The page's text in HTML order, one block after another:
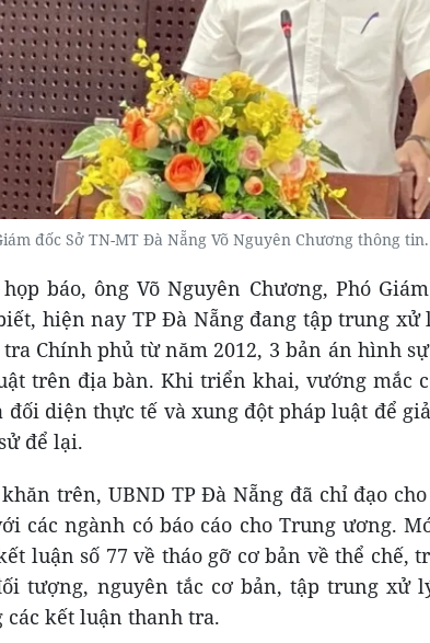
đốc Sở TN-MT Đà Nẵng Võ Nguyên Chương thông
báo, ông Võ Nguyên Chương, Phó
hiện nay TP Đà Nẵng đang tập trung
tra Chính phủ từ năm 2012, 3 bản án hình
trên địa bàn. Khi triển khai, vướng mắc
đối diện thực tế và xung đột pháp luật để
để lại.
trên, UBND TP Đà Nẵng đã chỉ đạo
các ngành có báo cáo cho Trung ương.
luận số 77 về tháo gỡ cơ bản về thể chế,
tượng, nguyên tắc cơ bản, tập trung xử
các kết luận thanh tra.